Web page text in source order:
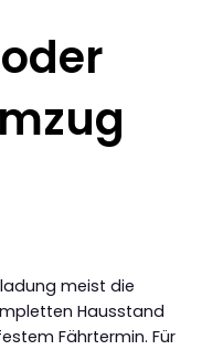
meist die
Hausstand
Fährtermin. Für